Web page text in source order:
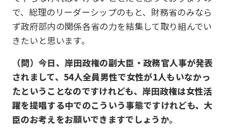
で、総理のリーダーシップのもと、財務省のみなら
ず政府部内の関係各省の力を結集して取り組んでい
きたいと思います。
（問）今日、岸田政権の副大臣・政務官人事が発表
されまして、54人全員男性で女性が1人もいなかっ
たということなのですけれども、岸田政権は女性活
躍を提唱する中でのこういう事態ですけれども、大
臣のお考えをお願いできますでしょうか。